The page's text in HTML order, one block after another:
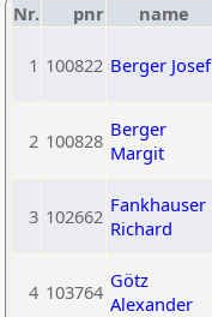
Nr. pnr name
1 100822 Berger Josef
2 100828 Berger
Margit
3 102662 Fankhauser
Richard
4 103764 Götz
Alexander